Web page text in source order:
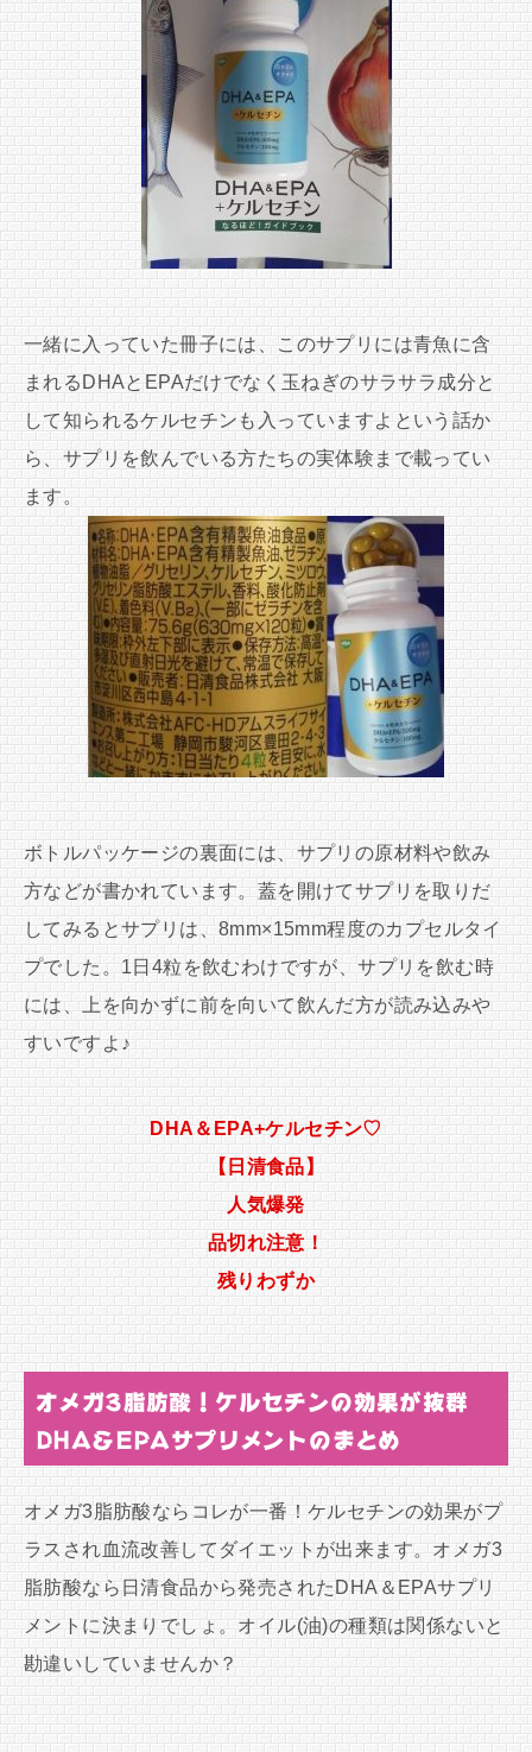
一緒に入っていた冊子には、このサプリには青魚に含
まれるDHAとEPAだけでなく玉ねぎのサラサラ成分と
して知られるケルセチンも入っていますよという話か
ら、サプリを飲んでいる方たちの実体験まで載ってい
ます。
ボトルパッケージの裏面には、サプリの原材料や飲み
方などが書かれています。蓋を開けてサプリを取りだ
してみるとサプリは、8mm×15mm程度のカプセルタイ
プでした。1日4粒を飲むわけですが、サプリを飲む時
には、上を向かずに前を向いて飲んだ方が読み込みや
すいですよ♪
DHA＆EPA+ケルセチン♡
【日清食品】
人気爆発
品切れ注意！
残りわずか
オメガ3脂肪酸！ケルセチンの効果が抜群
DHA＆EPAサプリメントのまとめ
オメガ3脂肪酸ならコレが一番！ケルセチンの効果がプ
ラスされ血流改善してダイエットが出来ます。オメガ3
脂肪酸なら日清食品から発売されたDHA＆EPAサプリ
メントに決まりでしょ。オイル(油)の種類は関係ないと
勘違いしていませんか？